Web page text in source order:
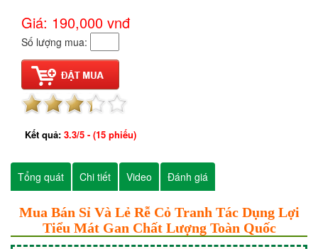
Giá: 190,000 vnđ
Số lượng mua:
Kết quả: 3.3/5 - (15 phiếu)
Tổng quát Chi tiết Video Đánh giá
Mua Bán Sỉ Và Lẻ Rễ Cỏ Tranh Tác Dụng Lợi
Tiểu Mát Gan Chất Lượng Toàn Quốc